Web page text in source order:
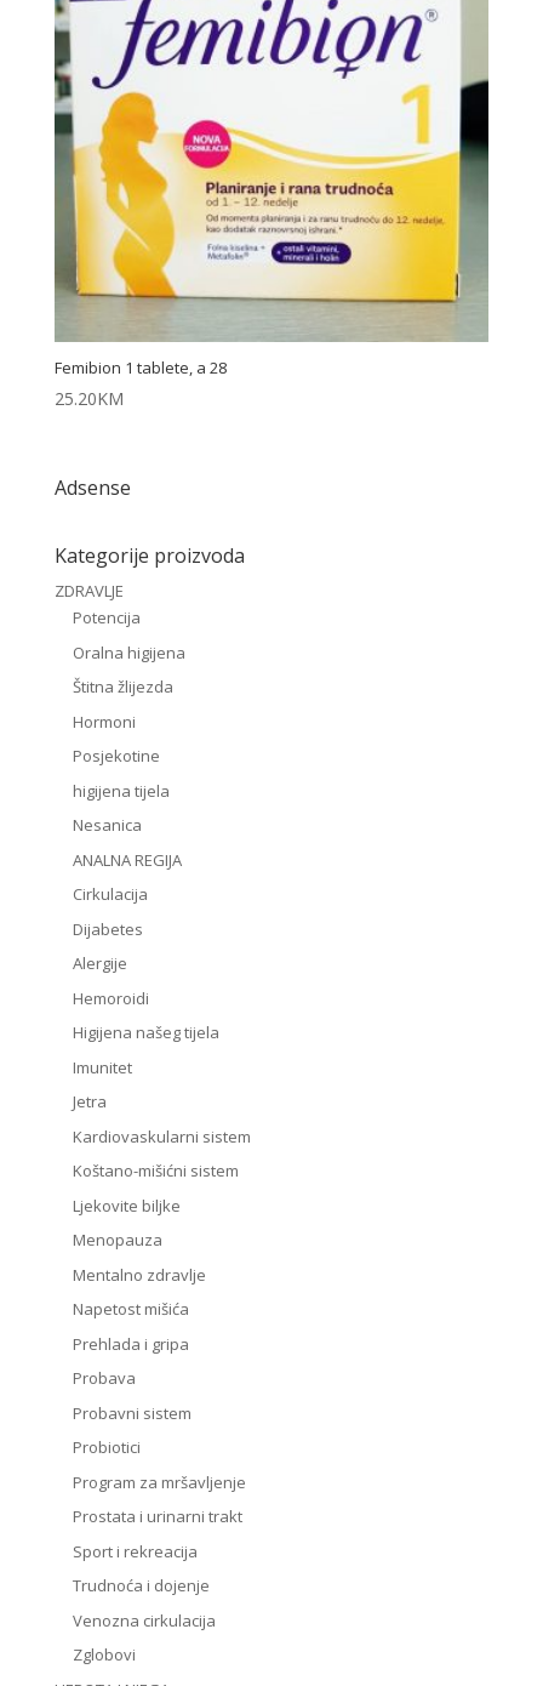
Femibion 1 tablete, a 28
25.20KM
Adsense
Kategorije proizvoda
ZDRAVLJE
Potencija
Oralna higijena
Štitna žlijezda
Hormoni
Posjekotine
higijena tijela
Nesanica
ANALNA REGIJA
Cirkulacija
Dijabetes
Alergije
Hemoroidi
Higijena našeg tijela
Imunitet
Jetra
Kardiovaskularni sistem
Koštano-mišićni sistem
Ljekovite biljke
Menopauza
Mentalno zdravlje
Napetost mišića
Prehlada i gripa
Probava
Probavni sistem
Probiotici
Program za mršavljenje
Prostata i urinarni trakt
Sport i rekreacija
Trudnoća i dojenje
Venozna cirkulacija
Zglobovi